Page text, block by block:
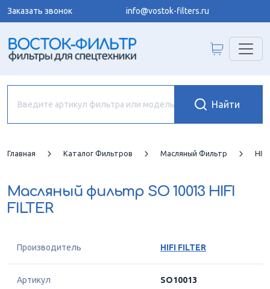
Заказать звонок info@vostok-filters.ru
Главная Каталог Фильтров Масляный Фильтр HIFI
Масляный фильтр SO 10013 HIFI
FILTER
Производитель HIFI FILTER
Артикул SO10013